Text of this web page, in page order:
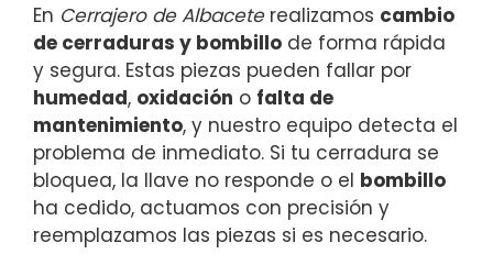
En Cerrajero de Albaceterealizamos cambio
de cerraduras y bombillo de forma rápida
y segura. Estas piezas pueden fallar por
humedad, oxidación o falta de
mantenimiento, y nuestro equipo detecta el
problema de inmediato. Si tu cerradura se
bloquea, la llave no responde o el bombillo
ha cedido, actuamos con precisión y
reemplazamos las piezas si es necesario.